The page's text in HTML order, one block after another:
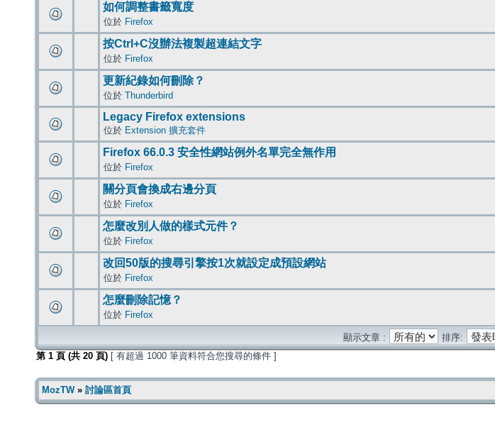
如何調整書籤寬度
位於 Firefox
按Ctrl+C沒辦法複製超連結文字
位於 Firefox
更新紀錄如何刪除？
位於 Thunderbird
Legacy Firefox extensions
位於 Extension 擴充套件
Firefox 66.0.3 安全性網站例外名單完全無作用
位於 Firefox
關分頁會換成右邊分頁
位於 Firefox
怎麼改別人做的樣式元件？
位於 Firefox
改回50版的搜尋引擎按1次就設定成預設網站
位於 Firefox
怎麼刪除記憶？
位於 Firefox
顯示文章 :
排序:
第 1 頁 (共 20 頁) [ 有超過 1000 筆資料符合您搜尋的條件 ]
MozTW» 討論區首頁